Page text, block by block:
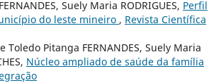
Suely Maria RODRIGUES, Perfil
do leste mineiro , Revista Científica
Toledo Pitanga FERNANDES, Suely Maria
Núcleo ampliado de saúde da família